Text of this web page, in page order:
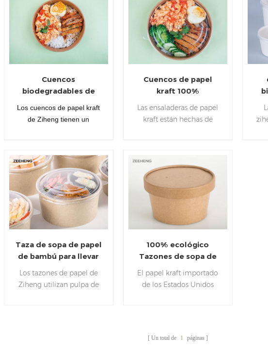
Cuencos
biodegradables de
ensalada de 1000 ml
con tapas
Los cuencos de papel kraft
de Ziheng tienen un
de origen vegetal, para darle
a su entorno un predominio
ecológico. Son ecológicos y
reciclables.
Cuencos de papel
kraft 100%
compostable con tapa
Las ensaladeras de papel
kraft están hechas de
compostable.
Taza de sopa de papel
de bambú para llevar
Los tazones de papel de
Ziheng utilizan pulpa de
100% ecológico
Tazones de sopa de
papel con tapas
El papel kraft importado
de los Estados Unidos
madera pulpa. Debido al
Un total de 1 páginas